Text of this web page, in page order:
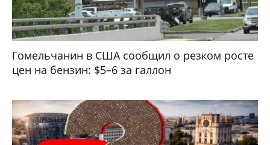
Гомельчанин в США сообщил о резком росте
цен на бензин: $5–6 за галлон